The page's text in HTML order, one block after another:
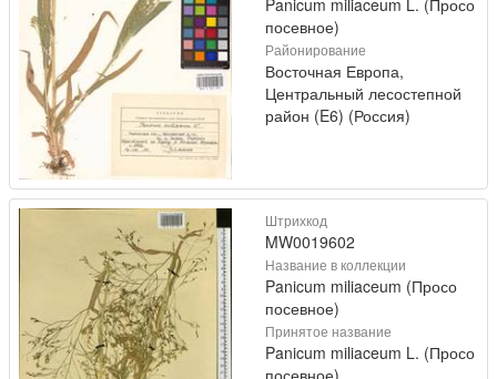
Panicum miliaceum L. (Просо
посевное)
Районирование
Восточная Европа,
Центральный лесостепной
район (E6) (Россия)
Штрихкод
MW0019602
Название в коллекции
Panicum miliaceum (Просо
посевное)
Принятое название
Panicum miliaceum L. (Просо